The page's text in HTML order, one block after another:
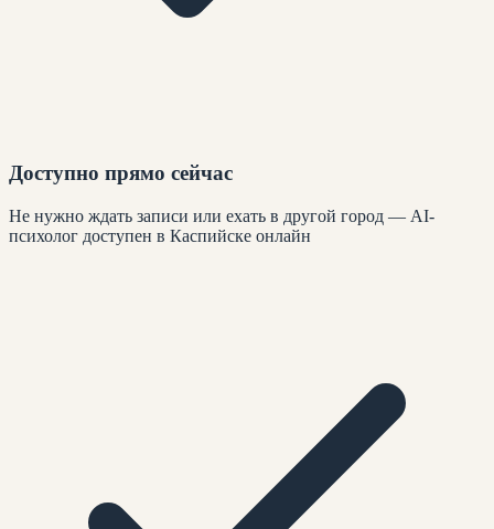
Доступно прямо сейчас
Не нужно ждать записи или ехать в другой город — AI-
психолог доступен в Каспийске онлайн